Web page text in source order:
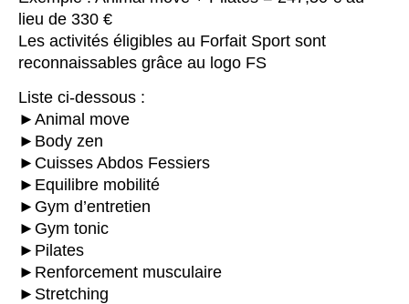
lieu de 330 €
Les activités éligibles au Forfait Sport sont
reconnaissables grâce au logo FS
Liste ci-dessous :
►Animal move
►Body zen
►Cuisses Abdos Fessiers
►Equilibre mobilité
►Gym d’entretien
►Gym tonic
►Pilates
►Renforcement musculaire
►Stretching